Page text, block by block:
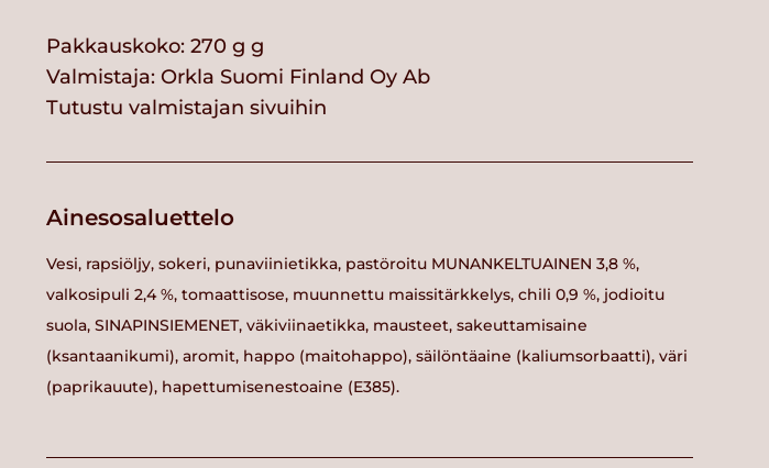
Pakkauskoko: 270 g g
Valmistaja: Orkla Suomi Finland Oy Ab
Tutustu valmistajan sivuihin
Ainesosaluettelo
Vesi, rapsiöljy, sokeri, punaviinietikka, pastöroitu MUNANKELTUAINEN 3,8 %,
valkosipuli 2,4 %, tomaattisose, muunnettu maissitärkkelys, chili 0,9 %, jodioitu
suola, SINAPINSIEMENET, väkiviinaetikka, mausteet, sakeuttamisaine
(ksantaanikumi), aromit, happo (maitohappo), säilöntäaine (kaliumsorbaatti), väri
(paprikauute), hapettumisenestoaine (E385).